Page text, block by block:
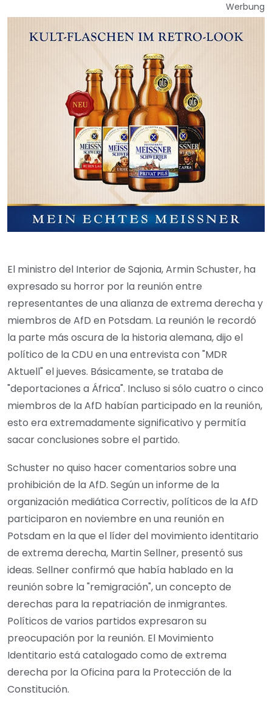
Werbung
El ministro del Interior de Sajonia, Armin Schuster, ha
expresado su horror por la reunión entre
representantes de una alianza de extrema derecha y
miembros de AfD en Potsdam. La reunión le recordó
la parte más oscura de la historia alemana, dijo el
político de la CDU en una entrevista con "MDR
Aktuell" el jueves. Básicamente, se trataba de
"deportaciones a África". Incluso si sólo cuatro o cinco
miembros de la AfD habían participado en la reunión,
esto era extremadamente significativo y permitía
sacar conclusiones sobre el partido.
Schuster no quiso hacer comentarios sobre una
prohibición de la AfD. Según un informe de la
organización mediática Correctiv, políticos de la AfD
participaron en noviembre en una reunión en
Potsdam en la que el líder del movimiento identitario
de extrema derecha, Martin Sellner, presentó sus
ideas. Sellner confirmó que había hablado en la
reunión sobre la "remigración", un concepto de
derechas para la repatriación de inmigrantes.
Políticos de varios partidos expresaron su
preocupación por la reunión. El Movimiento
Identitario está catalogado como de extrema
derecha por la Oficina para la Protección de la
Constitución.